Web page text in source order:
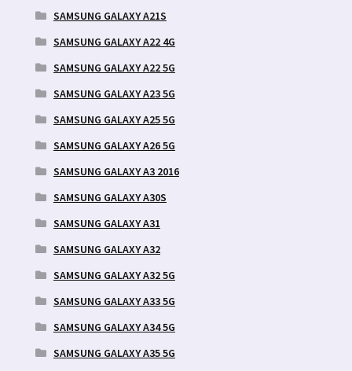
SAMSUNG GALAXY A21S
SAMSUNG GALAXY A22 4G
SAMSUNG GALAXY A22 5G
SAMSUNG GALAXY A23 5G
SAMSUNG GALAXY A25 5G
SAMSUNG GALAXY A26 5G
SAMSUNG GALAXY A3 2016
SAMSUNG GALAXY A30S
SAMSUNG GALAXY A31
SAMSUNG GALAXY A32
SAMSUNG GALAXY A32 5G
SAMSUNG GALAXY A33 5G
SAMSUNG GALAXY A34 5G
SAMSUNG GALAXY A35 5G